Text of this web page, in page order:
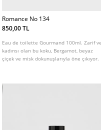
Romance No 134
850,00 TL
Eau de toilette Gourmand 100ml. Zarif ve
kadınsı olan bu koku, Bergamot, beyaz
çiçek ve misk dokunuşlarıyla öne çıkıyor.